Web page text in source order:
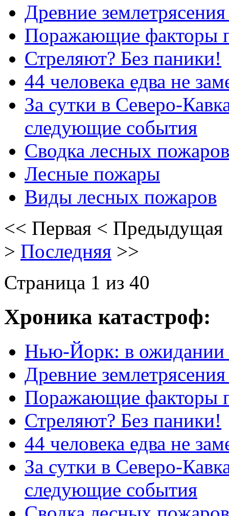
Древние
Поражающие факторы
Стреляют? Без паники!
44 человека едва не
За сутки в Северо-
следующие события
Сводка лесных пожаров
Лесные пожары
Виды лесных пожаров
<< Первая < Предыдущая
> Последняя >>
Страница 1 из 40
Хроника катастроф:
Нью-Йорк: в ожидании
Древние
Поражающие факторы
Стреляют? Без паники!
44 человека едва не
За сутки в Северо-
следующие события